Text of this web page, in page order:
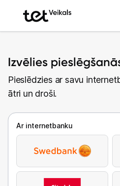
Izvēlies
Pieslēdzies ar savu
ātri un droši.
Ar internetbanku